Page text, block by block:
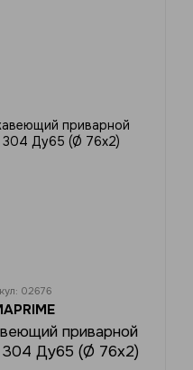
02676
приварной
304 Ду65 (Ø 76x2)